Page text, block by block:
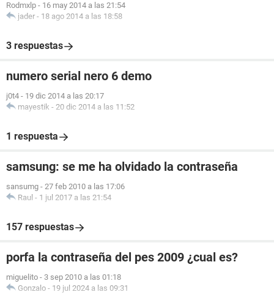
Rodmxlp - 16 may 2014 a las 21:54
jader - 18 ago 2014 a las 18:58
3 respuestas
numero serial nero 6 demo
j0t4 - 19 dic 2014 a las 20:17
mayestik - 20 dic 2014 a las 11:52
1 respuesta
samsung: se me ha olvidado la contraseña
sansumg - 27 feb 2010 a las 17:06
Raul - 1 jul 2017 a las 21:54
157 respuestas
porfa la contraseña del pes 2009 ¿cual es?
miguelito - 3 sep 2010 a las 01:18
Gonzalo - 19 jul 2024 a las 09:31